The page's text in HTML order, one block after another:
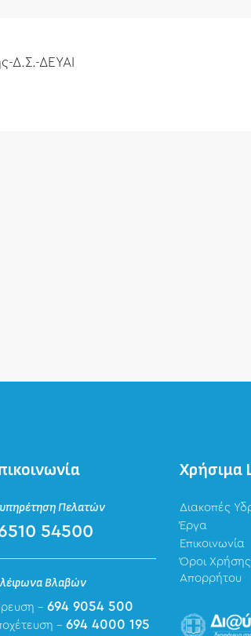
Δ.Σ.-ΔΕΥΑΙ
Πελατών
54500
Βλαβών
-694 9054 500
-694 4000 195
Χρήσιμα
Διακοπές
Έργα
Επικοινωνία
Όροι Χρήσης
Απορρήτου